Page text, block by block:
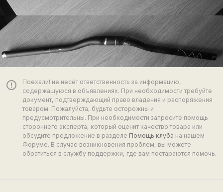
error_outline
Поехали! не несёт ответственность за информацию,
содержащуюся в объявлениях. При необходимости требуйте
документ, подтверждающий право владения и распоряжения
товаром. Пожалуйста, будьте осторожны и
предусмотрительны. При необходимости запросите помощь
стороннего эксперта, который оценит качество товара или
обсудите предложение в разделе Помощь клуба на нашем
Форуме. В случае возникновения проблем, вы можете
обратиться в службу поддержки, где вам постараются помочь.